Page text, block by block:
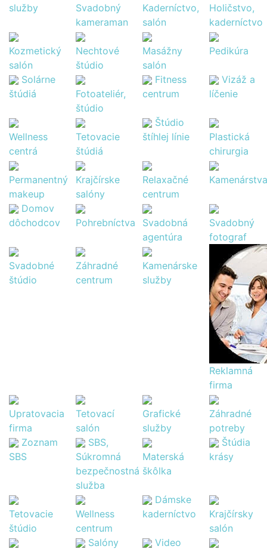
služby
Svadobný
kameraman
Kaderníctvo,
salón
Holičstvo,
kaderníctvo
Kozmetický
salón
Nechtové
štúdio
Masážny
salón
Pedikúra
Solárne
štúdiá
Fotoateliér,
štúdio
Fitness
centrum
Vizáž a
líčenie
Wellness
centrá
Tetovacie
štúdiá
Štúdio
štíhlej línie
Plastická
chirurgia
Permanentný
makeup
Krajčírske
salóny
Relaxačné
centrum
Kamenárstva
Domov
dôchodcov
Pohrebníctva
Svadobná
agentúra
Svadobný
fotograf
Svadobné
štúdio
Záhradné
centrum
Kamenárske
služby
Reklamná
firma
Upratovacia
firma
Tetovací
salón
Grafické
služby
Záhradné
potreby
Zoznam
SBS
SBS,
Súkromná
bezpečnostná
služba
Materská
škôlka
Štúdia
krásy
Tetovacie
štúdio
Wellness
centrum
Dámske
kaderníctvo
Krajčírsky
salón
Salóny
Video